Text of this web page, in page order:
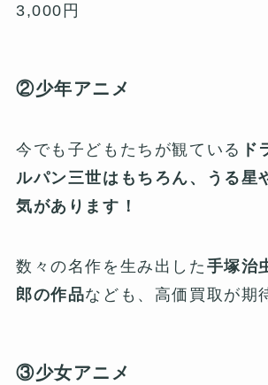
3,000円
②少年アニメ
今でも子どもたちが観ている ド
ルパン三世はもちろん、うる星
気があります！
数々の名作を生み出した 手塚治
郎の作品なども、高価買取が期
③少女アニメ